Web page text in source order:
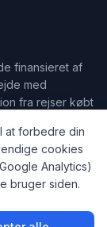
finansieret af
med
fra rejser købt
prisændringer.
til billige rejser
Rejseguiden
at forbedre din
cookies
Analytics)
bruger siden.